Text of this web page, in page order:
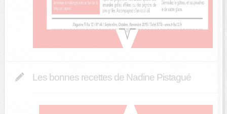
Les bonnes recettes de Nadine Pistagué